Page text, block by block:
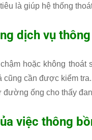
là giúp hệ thống
dịch vụ
hoặc không
cũng cần được kiểm
đường ống cho thấy
việc thông